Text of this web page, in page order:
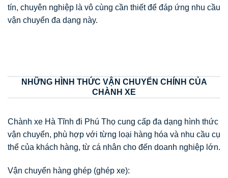
tín, chuyên nghiệp là vô cùng cần thiết để đáp ứng nhu cầu
vận chuyển đa dạng này.
NHỮNG HÌNH THỨC VẬN CHUYỂN CHÍNH CỦA
CHÀNH XE
Chành xe Hà Tĩnh đi Phú Thọ cung cấp đa dạng hình thức
vận chuyển, phù hợp với từng loại hàng hóa và nhu cầu cụ
thể của khách hàng, từ cá nhân cho đến doanh nghiệp lớn.
Vận chuyển hàng ghép (ghép xe):